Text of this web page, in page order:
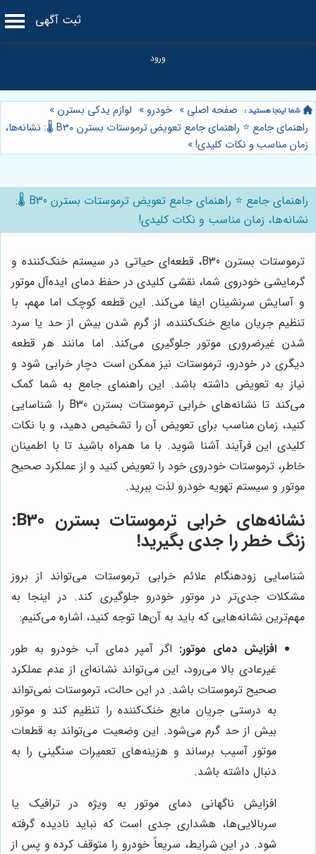
ثبت آگهی
صفحه اصلی » خودرو » لوازم یدکی بسترن »
راهنمای جامع ⭐️ راهنمای جامع تعویض ترموستات بسترن B30 🌡️: نشانه‌ها،
زمان مناسب و نکات کلیدی!»
راهنمای جامع ⭐️ راهنمای جامع تعویض ترموستات بسترن B30 🌡️:
نشانه‌ها، زمان مناسب و نکات کلیدی!
ترموستات بسترن B30، قطعه‌ای حیاتی در سیستم خنک‌کننده و
گرمایشی خودروی شما، نقشی کلیدی در حفظ دمای ایده‌آل موتور
و آسایش سرنشینان ایفا می‌کند. این قطعه کوچک اما مهم، با
تنظیم جریان مایع خنک‌کننده، از گرم شدن بیش از حد یا سرد
شدن غیرضروری موتور جلوگیری می‌کند. اما مانند هر قطعه
دیگری در خودرو، ترموستات نیز ممکن است دچار خرابی شود و
نیاز به تعویض داشته باشد. این راهنمای جامع به شما کمک
می‌کند تا نشانه‌های خرابی ترموستات بسترن B30 را شناسایی
کنید، زمان مناسب برای تعویض آن را تشخیص دهید، و با نکات
کلیدی این فرآیند آشنا شوید. با ما همراه باشید تا با اطمینان
خاطر، ترموستات خودروی خود را تعویض کنید و از عملکرد صحیح
موتور و سیستم تهویه خودرو لذت ببرید.
نشانه‌های خرابی ترموستات بسترن B30:
زنگ خطر را جدی بگیرید!
شناسایی زودهنگام علائم خرابی ترموستات می‌تواند از بروز
مشکلات جدی‌تر در موتور خودرو جلوگیری کند. در اینجا به
مهم‌ترین نشانه‌هایی که باید به آن‌ها توجه کنید، اشاره می‌کنیم:
افزایش دمای موتور: اگر آمپر دمای آب خودرو به طور
غیرعادی بالا می‌رود، این می‌تواند نشانه‌ای از عدم عملکرد
صحیح ترموستات باشد. در این حالت، ترموستات نمی‌تواند
به درستی جریان مایع خنک‌کننده را تنظیم کند و موتور
بیش از حد گرم می‌شود. این وضعیت می‌تواند به قطعات
موتور آسیب برساند و هزینه‌های تعمیرات سنگینی را به
دنبال داشته باشد.
افزایش ناگهانی دمای موتور به ویژه در ترافیک یا
سربالایی‌ها، هشداری جدی است که نباید نادیده گرفته
شود. در این شرایط، سریعاً خودرو را متوقف کرده و پس از